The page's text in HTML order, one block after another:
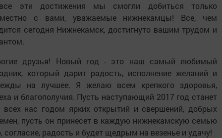
эти достижения мы смогли добиться только
с вами, уважаемые нижнекамцы! Все, чем
сегодня Нижнекамск, достигнуто вашим трудом и
друзья! Новый год - это наш самый любимый
который дарит радость, исполнение желаний и
на лучшее. Я желаю всем крепкого здоровья,
и благополучия. Пусть наступающий 2017 год станет
всех нас годом ярких открытий и свершений, добрых
пусть он принесет в каждую нижнекамскую семью
согласие, радость и будет щедрым на везенье и удачу!